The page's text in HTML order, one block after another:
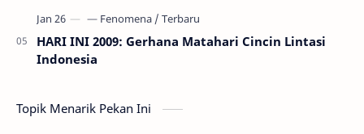
HARI INI 2009: Gerhana Matahari Cincin Lintasi
Indonesia
Topik Menarik Pekan Ini